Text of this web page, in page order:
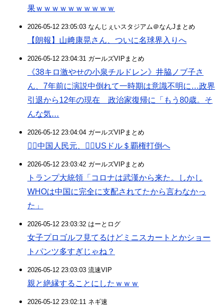
果ｗｗｗｗｗｗｗｗｗｗ
2026-05-12 23:05:03 なんじぇいスタジアム＠なんJまとめ
【朗報】山﨑康晃さん、ついに名球界入りへ
2026-05-12 23:04:31 ガールズVIPまとめ
《38キロ激やせの小泉チルドレン》井脇ノブ子さ
ん、7年前に演説中倒れて一時期は意識不明に…政界
引退から12年の現在 政治家復帰に「もう80歳。そ
んな気…
2026-05-12 23:04:04 ガールズVIPまとめ
中国人民元、USドル＄覇権打倒へ
2026-05-12 23:03:42 ガールズVIPまとめ
トランプ大統領「コロナは武漢から来た。しかし
WHOは中国に完全に支配されてたから言わなかっ
た」
2026-05-12 23:03:32 はーとログ
女子プロゴルフ見てるけどミニスカートとかショー
トパンツ多すぎじゃね？
2026-05-12 23:03:03 流速VIP
親と絶縁することにしたｗｗｗ
2026-05-12 23:02:11 ネギ速